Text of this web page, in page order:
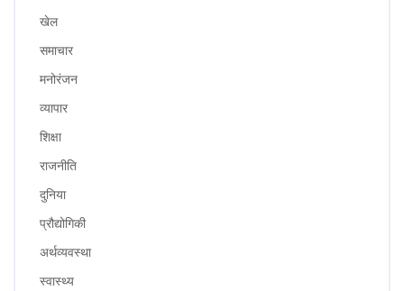
खेल
समाचार
मनोरंजन
व्यापार
शिक्षा
राजनीति
दुनिया
प्रौद्योगिकी
अर्थव्यवस्था
स्वास्थ्य